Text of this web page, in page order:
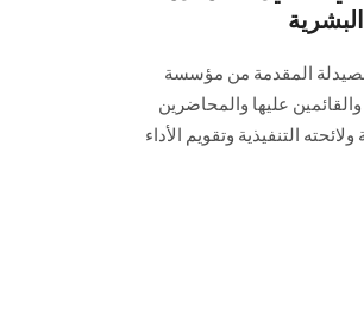
الصيدلة المقدمة من مؤسسة
عليها والمحاضرين
التنفيذية وتقويم الأداء